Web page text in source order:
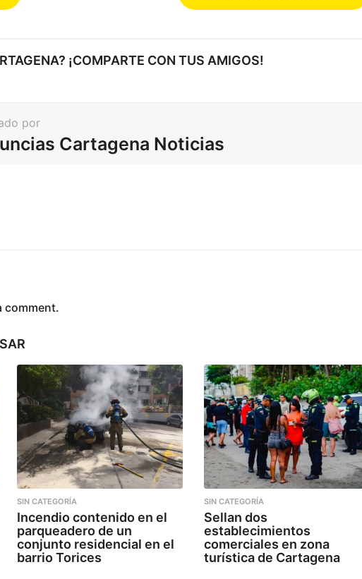
¡COMPARTE CON TUS AMIGOS!
por
Cartagena Noticias
comment.
SIN CATEGORÍA
Incendio contenido en el
parqueadero de un
conjunto residencial en el
barrio Torices
SIN CATEGORÍA
Sellan dos
establecimientos
comerciales en zona
turística de Cartagena